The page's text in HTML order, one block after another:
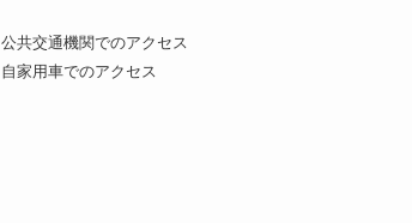
公共交通機関でのアクセス
自家用車でのアクセス